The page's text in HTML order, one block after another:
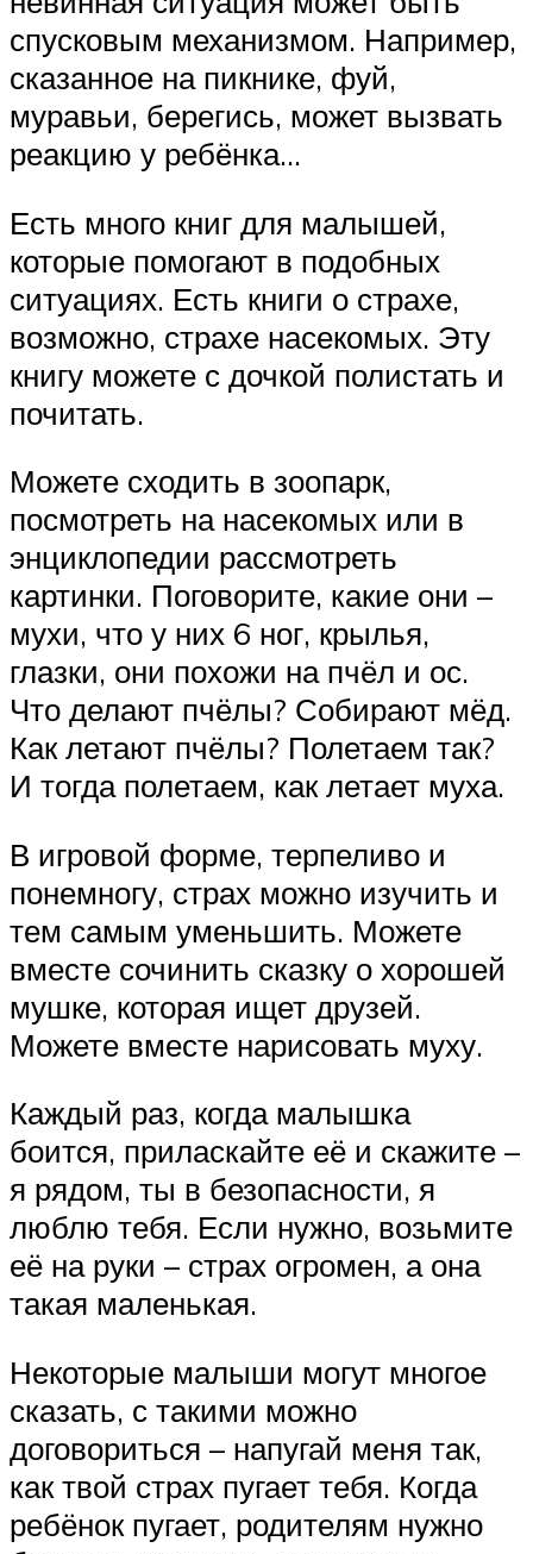
спусковым механизмом. Например,
сказанное на пикнике, фуй,
муравьи, берегись, может вызвать
реакцию у ребёнка…
Есть много книг для малышей,
которые помогают в подобных
ситуациях. Есть книги о страхе,
возможно, страхе насекомых. Эту
книгу можете с дочкой полистать и
почитать.
Можете сходить в зоопарк,
посмотреть на насекомых или в
энциклопедии рассмотреть
картинки. Поговорите, какие они –
мухи, что у них 6 ног, крылья,
глазки, они похожи на пчёл и ос.
Что делают пчёлы? Собирают мёд.
Как летают пчёлы? Полетаем так?
И тогда полетаем, как летает муха.
В игровой форме, терпеливо и
понемногу, страх можно изучить и
тем самым уменьшить. Можете
вместе сочинить сказку о хорошей
мушке, которая ищет друзей.
Можете вместе нарисовать муху.
Каждый раз, когда малышка
боится, приласкайте её и скажите –
я рядом, ты в безопасности, я
люблю тебя. Если нужно, возьмите
её на руки – страх огромен, а она
такая маленькая.
Некоторые малыши могут многое
сказать, с такими можно
договориться – напугай меня так,
как твой страх пугает тебя. Когда
ребёнок пугает, родителям нужно